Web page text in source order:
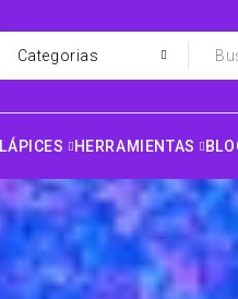
LÁPICES HERRAMIENTAS